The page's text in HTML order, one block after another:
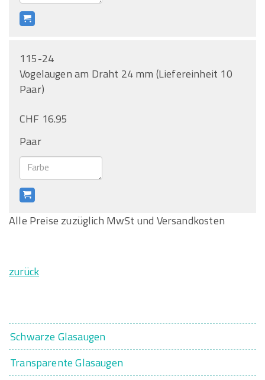
115-24
Vogelaugen am Draht 24 mm (Liefereinheit 10
Paar)
CHF 16.95
Paar
Alle Preise zuzüglich MwSt und Versandkosten
zurück
Schwarze Glasaugen
Transparente Glasaugen